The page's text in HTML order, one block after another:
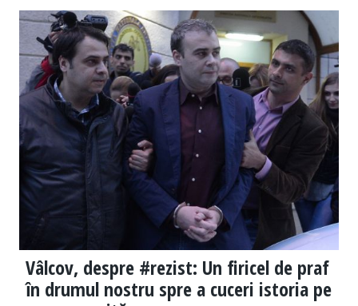
Vâlcov, despre #rezist: Un firicel de praf
în drumul nostru spre a cuceri istoria pe